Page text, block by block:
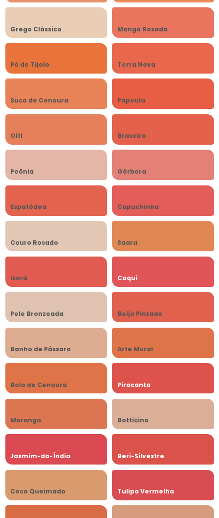
Grego Clássico Manga Rosada
Pó de Tijolo Terra Nova
Suco de Cenoura Papoula
Oiti Braseiro
Peônia Gérbera
Espatódea Capuchinha
Couro Rosado Saara
Ixora Caqui
Pele Bronzeada Beijo Pintado
Banho de Pássaro Arte Mural
Bolo de Cenoura Piracanta
Moranga Botticino
Jasmim-da-Índia Beri-Silvestre
Coco Queimado Tulipa Vermelha